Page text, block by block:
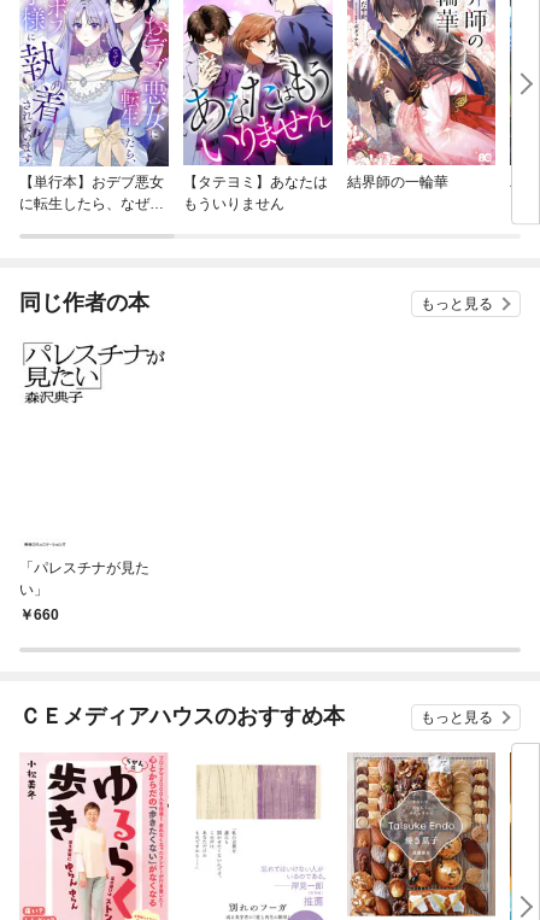
【単行本】おデブ悪女
に転生したら、なぜか
【タテヨミ】あなたは
もういりません
結界師の一輪華
バ
今
同じ作者の本 もっと見る
「パレスチナが見た
い」
660
ＣＥメディアハウスのおすすめ本 もっと見る